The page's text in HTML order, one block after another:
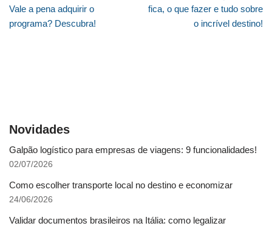
Vale a pena adquirir o
programa? Descubra!
fica, o que fazer e tudo sobre
o incrível destino!
Novidades
Galpão logístico para empresas de viagens: 9 funcionalidades!
02/07/2026
Como escolher transporte local no destino e economizar
24/06/2026
Validar documentos brasileiros na Itália: como legalizar